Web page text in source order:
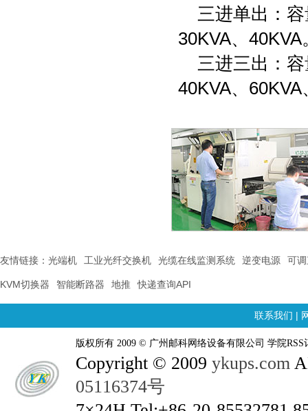
三进单出：容
30KVA、40KVA
三进三出：容
40KVA、
友情链接： 光端机 工业光纤交换机 光缆在线监测系统 逆变电源 可
KVM切换器 智能断路器 地推 快递查询API
联系我们 |
版权所有 2009 © 广州邮科网络设备有限公司 学院RSS
Copyright © 2009 ykups.com
05116374号